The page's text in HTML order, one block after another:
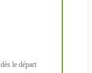
le départ